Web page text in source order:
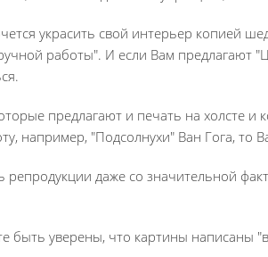
украсить свой интерьер копией
работы". И если Вам предлагают
предлагают и печать на холсте
например, "Подсолнухи" Ван Гога, то
даже со значительной
уверены, что картины написаны